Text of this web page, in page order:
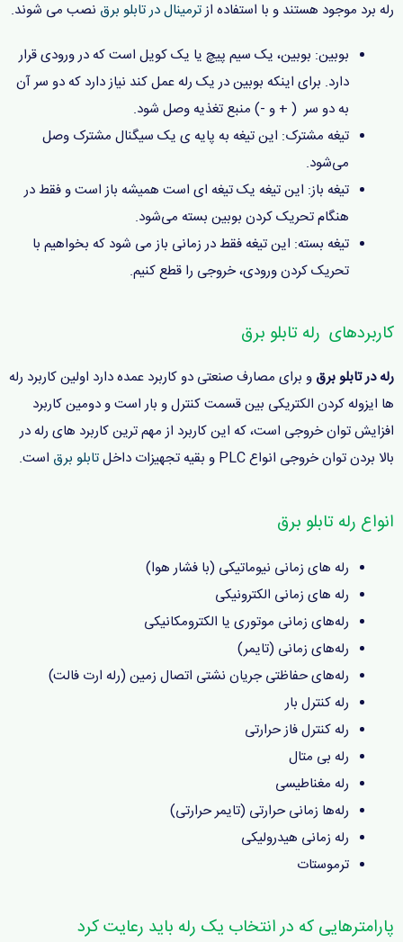
رله برد موجود هستند و با استفاده ازترمینال در تابلو برق نصب می شوند.
بوبین: بوبین، یک سیم‌ پیچ یا یک کویل است که در ورودی قرار
دارد. برای اینکه بوبین در یک رله عمل کند نیاز دارد که دو سر آن
به دو سر ( + و -) منبع تغذیه وصل شود.
تیغه مشترک: این تیغه به پایه ی یک سیگنال مشترک وصل
می‌شود.
تیغه باز: این تیغه یک تیغه ای است همیشه باز است و فقط در
هنگام تحریک کردن بوبین بسته می‌شود.
تیغه بسته: این تیغه فقط در زمانی باز می شود که بخواهیم با
تحریک کردن ورودی، خروجی را قطع کنیم.
کاربردهای رله تابلو برق
رله در تابلو برق و برای مصارف صنعتی دو کاربرد عمده دارد اولین کاربرد رله
ها ایزوله کردن الکتریکی بین قسمت کنترل و بار است و دومین کاربرد
افزایش توان خروجی است، که این کاربرد از مهم ترین کاربرد های رله در
بالا بردن توان خروجی انواع PLC و بقیه تجهیزات داخل
تابلو برق است.
انواع رله تابلو برق
رله ‌های زمانی نیوماتیکی (با فشار هوا)
رله های‌ زمانی الکترونیکی
رله‌های زمانی موتوری یا الکترومکانیکی
رله‌های زمانی (تایمر)
رله‌های حفاظتی جریان نشتی اتصال زمین (رله ارت فالت)
رله‌ کنترل بار
رله‌ کنترل فاز حرارتی
رله بی متال
رله مغناطیسی
رله‌ها زمانی حرارتی (تایمر حرارتی)
رله‌ زمانی هیدرولیکی
ترموستات
پارامترهایی که در انتخاب یک رله باید رعایت کرد